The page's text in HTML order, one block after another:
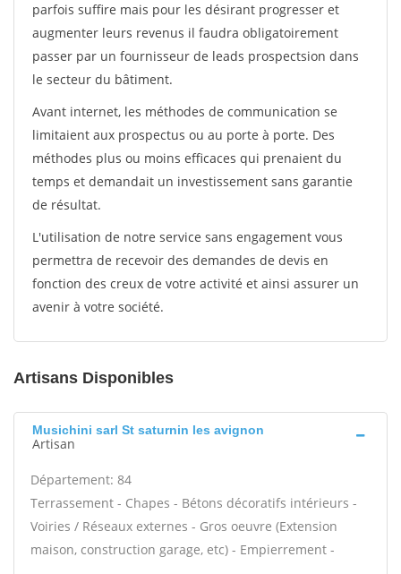
parfois suffire mais pour les désirant progresser et
augmenter leurs revenus il faudra obligatoirement
passer par un fournisseur de leads prospectsion dans
le secteur du bâtiment.
Avant internet, les méthodes de communication se
limitaient aux prospectus ou au porte à porte. Des
méthodes plus ou moins efficaces qui prenaient du
temps et demandait un investissement sans garantie
de résultat.
L'utilisation de notre service sans engagement vous
permettra de recevoir des demandes de devis en
fonction des creux de votre activité et ainsi assurer un
avenir à votre société.
Artisans Disponibles
Musichini sarl St saturnin les avignon
Artisan
Département: 84
Terrassement - Chapes - Bétons décoratifs intérieurs -
Voiries / Réseaux externes - Gros oeuvre (Extension
maison, construction garage, etc) - Empierrement -